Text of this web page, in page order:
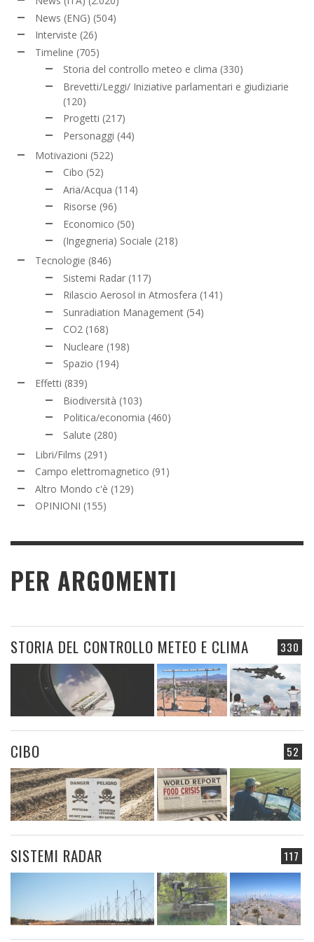
News (ENG) (504)
Interviste (26)
Timeline (705)
Storia del controllo meteo e clima (330)
Brevetti/Leggi/ Iniziative parlamentari e giudiziarie
(120)
Progetti (217)
Personaggi (44)
Motivazioni (522)
Cibo (52)
Aria/Acqua (114)
Risorse (96)
Economico (50)
(Ingegneria) Sociale (218)
Tecnologie (846)
Sistemi Radar (117)
Rilascio Aerosol in Atmosfera (141)
Sunradiation Management (54)
CO2 (168)
Nucleare (198)
Spazio (194)
Effetti (839)
Biodiversità (103)
Politica/economia (460)
Salute (280)
Libri/Films (291)
Campo elettromagnetico (91)
Altro Mondo c'è (129)
OPINIONI (155)
PER ARGOMENTI
330
STORIA DEL CONTROLLO METEO E CLIMA
52
CIBO
117
SISTEMI RADAR